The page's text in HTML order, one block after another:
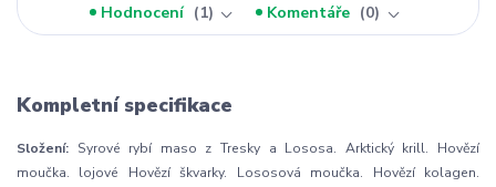
Hodnocení
1 Komentáře 0
Kompletní specifikace
Složení: Syrové rybí maso z Tresky a Lososa. Arktický krill. Hovězí
moučka. lojové Hovězí škvarky. Lososová moučka. Hovězí kolagen.